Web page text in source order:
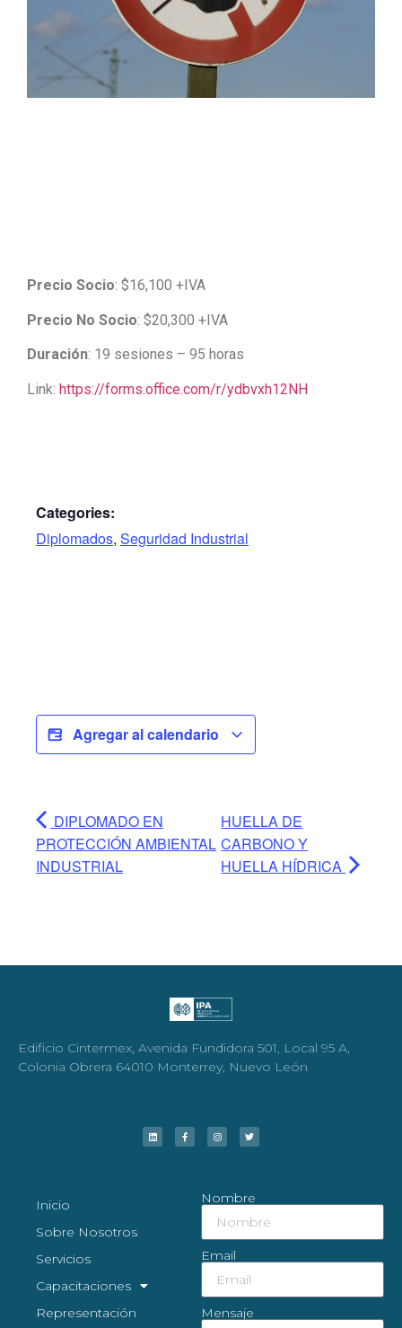
Precio Socio: $16,100 +IVA
Precio No Socio: $20,300 +IVA
Duración: 19 sesiones – 95 horas
Link: https://forms.office.com/r/ydbvxh12NH
Categories:
Diplomados, Seguridad Industrial
Agregar al calendario
DIPLOMADO EN
PROTECCIÓN AMBIENTAL
INDUSTRIAL
HUELLA DE
CARBONO Y
HUELLA HÍDRICA
Edificio Cintermex, Avenida Fundidora 501, Local 95 A,
Colonia Obrera 64010 Monterrey, Nuevo León
Inicio
Sobre Nosotros
Servicios
Capacitaciones
Representación
Nombre
Email
Mensaje